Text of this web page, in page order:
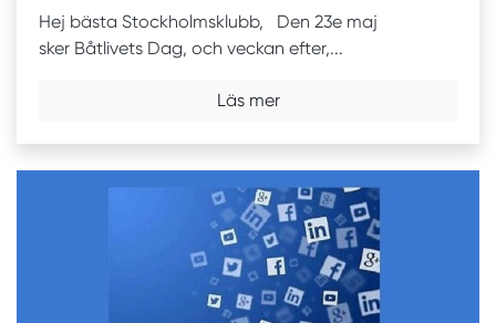
Hej bästa Stockholmsklubb, Den 23e maj
sker Båtlivets Dag, och veckan efter,...
Läs mer